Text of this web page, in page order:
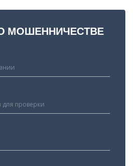
МОШЕННИЧЕСТВЕ